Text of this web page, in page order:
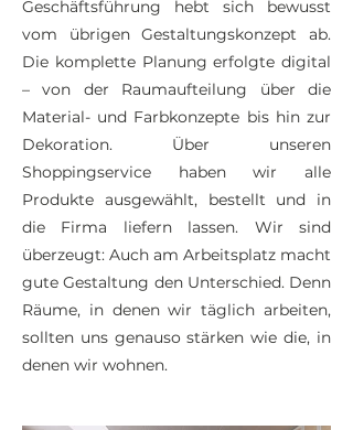
Geschäftsführung hebt sich bewusst
vom übrigen Gestaltungskonzept ab.
Die komplette Planung erfolgte digital
– von der Raumaufteilung über die
Material- und Farbkonzepte bis hin zur
Dekoration. Über unseren
Shoppingservice haben wir alle
Produkte ausgewählt, bestellt und in
die Firma liefern lassen. Wir sind
überzeugt: Auch am Arbeitsplatz macht
gute Gestaltung den Unterschied. Denn
Räume, in denen wir täglich arbeiten,
sollten uns genauso stärken wie die, in
denen wir wohnen.